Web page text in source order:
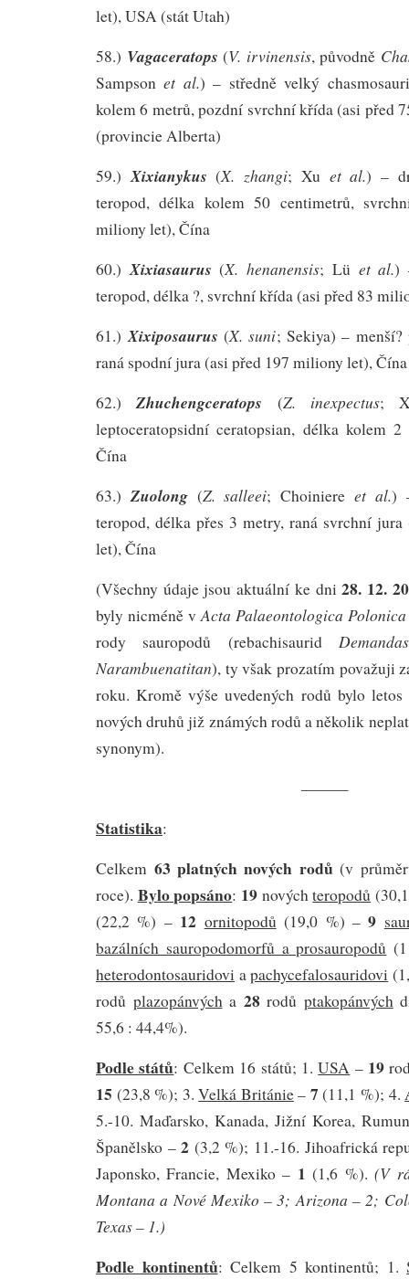
let), USA (stát Utah)
58.) Vagaceratops (V. irvinensis, původně
Sampson et al.) – středně velký
kolem 6 metrů, pozdní svrchní křída (asi před
(provincie Alberta)
59.) Xixianykus (X. zhangi; Xu et al.) –
teropod, délka kolem 50 centimetrů,
miliony let), Čína
60.) Xixiasaurus (X. henanensis; Lü et al.)
teropod, délka ?, svrchní křída (asi před 83
61.) Xixiposaurus (X. suni; Sekiya) – menší?
raná spodní jura (asi před 197 miliony let), Čína
62.)Zhuchengceratops (Z. inexpectus;
leptoceratopsidní ceratopsian, délka kolem
Čína
63.) Zuolong(Z. salleei; Choiniereet al.)
teropod, délka přes 3 metry, raná svrchní
let), Čína
(Všechny údaje jsou aktuální ke dni28. 12.
byly nicméně v Acta Palaeontologica
rody sauropodů (rebachisaurid
Narambuenatitan), ty však prozatím považuji
roku. Kromě výše uvedených rodů bylo
nových druhů již známých rodů a několik
synonym).
———
Statistika:
Celkem 63 platných nových rodů(v
roce). Bylo popsáno: 19novýchteropodů
(22,2 %) – 12 ornitopodů (19,0 %) –9
bazálních sauropodomorfů a prosauropodů
heterodontosauridovi apachycefalosauridovi
rodů plazopánvých a 28rodů ptakopánvých
55,6 : 44,4%).
Podle států: Celkem 16 států; 1.USA – 19
15 (23,8 %); 3.Velká Británie– 7(11,1 %); 4.
5.-10. Maďarsko, Kanada, Jižní Korea,
Španělsko –2 (3,2 %); 11.-16. Jihoafrická
Japonsko, Francie, Mexiko – 1 (1,6 %).(V
Montana a Nové Mexiko – 3; Arizona – 2;
Texas – 1.)
Podle kontinentů: Celkem 5 kontinentů; 1.